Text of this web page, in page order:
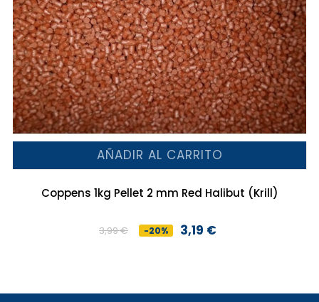
AÑADIR AL CARRITO
Coppens 1kg Pellet 2 mm Red Halibut (Krill)
Precio
3,99 € -20%
Precio3,19 €